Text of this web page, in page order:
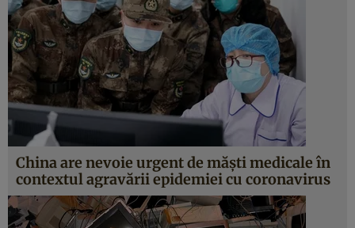
China are nevoie urgent de măşti medicale în
contextul agravării epidemiei cu coronavirus